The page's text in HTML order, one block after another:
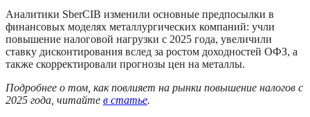
Аналитики SberCIB изменили основные предпосылки в
финансовых моделях металлургических компаний: учли
повышение налоговой нагрузки с 2025 года, увеличили
ставку дисконтирования вслед за ростом доходностей ОФЗ, а
также скорректировали прогнозы цен на металлы.
Подробнее о том, как повлияет на рынки повышение налогов с
2025 года, читайте в статье.